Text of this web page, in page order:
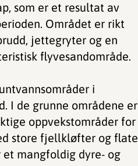
som er et resultat av
Området er rikt
jettegryter og en
flyvesandområde.
i
I de grunne områdene er
oppvekstområder for
store fjellkløfter og flate
mangfoldig dyre- og